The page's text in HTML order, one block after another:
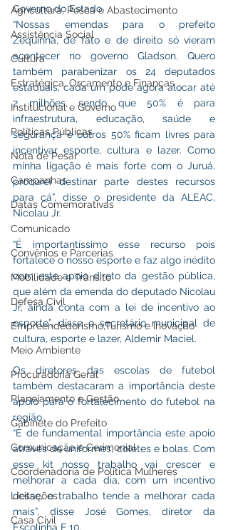
Agricultura, Pesca e Abastecimento
Assistência Social
Cultura
Estratégica, Orçamento e Finanças
Institucional e Governo
Políticas Públicas
Nota de Pesar
Campanhas
Datas Comemorativas
Comunicado
Convênios e Parcerias
Mobilidade e Trânsito
Defesa Civil
Empreendedorismo,Turismo e Inovação
Meio Ambiente
Procuradoria Geral
Planejamento e Gestão
Gabinete do Prefeito
Comunicação e Cerimonial
Coordenadoria de Politica Mulheres
Licitações
Casa Civil
Governo do Estado.
“Nossas emendas para o prefeito
Zequinha, de fato e de direito só vieram
acontecer no governo Gladson. Quero
também parabenizar os 24 deputados
estaduais, cada um pode agora alocar até
2 milhões, sendo que 50% é para
infraestrutura, educação, saúde e
segurança e outros 50% ficam livres para
incentivar esporte, cultura e lazer. Como
minha ligação é mais forte com o Juruá,
procurei destinar parte destes recursos
para cá”, disse o presidente da ALEAC,
Nicolau Jr.
“É importantíssimo esse recurso pois
fortalece o nosso esporte e faz algo inédito
com este apoio direto da gestão pública,
que além da emenda do deputado Nicolau
Jr, ainda conta com a lei de incentivo ao
esporte”, disse o secretário municipal de
cultura, esporte e lazer, Aldemir Maciel.
Os diretores das escolas de futebol
também destacaram a importância deste
apoio para o fortalecimento do futebol na
região.
“É de fundamental importância este apoio
através de uniformes, coletes e bolas. Com
esse kit nosso trabalho vai crescer e
melhorar a cada dia, com um incentivo
desse, o trabalho tende a melhorar cada
mais”, disse José Gomes, diretor da
Escolinha F 10.